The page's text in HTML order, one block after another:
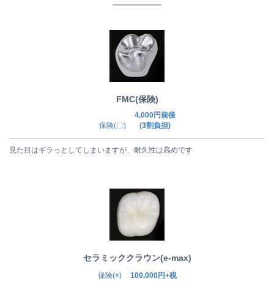
FMC(保険)
保険(〇)
4,000円前後
(3割負担)
見た目はギラっとしてしまいますが、耐久性は高めです
セラミッククラウン(e-max)
保険(×) 100,000円+税